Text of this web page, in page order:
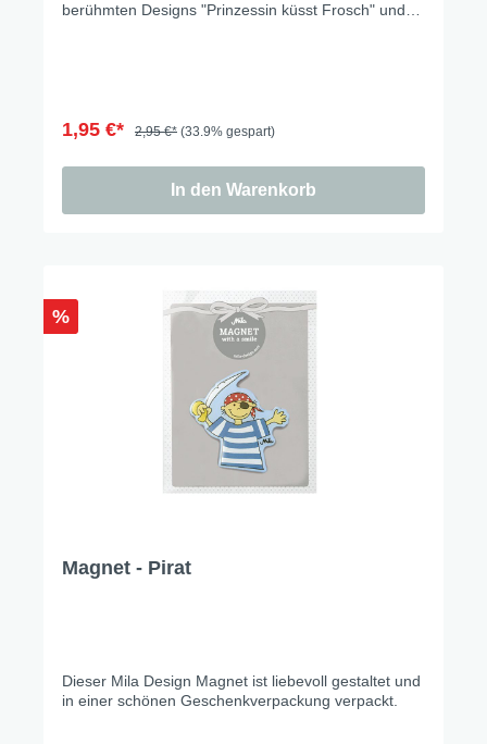
berühmten Designs "Prinzessin küsst Frosch" und
1,95 €* 2,95 €* (33.9% gespart)
In den Warenkorb
%
Magnet - Pirat
Dieser Mila Design Magnet ist liebevoll gestaltet und
in einer schönen Geschenkverpackung verpackt.